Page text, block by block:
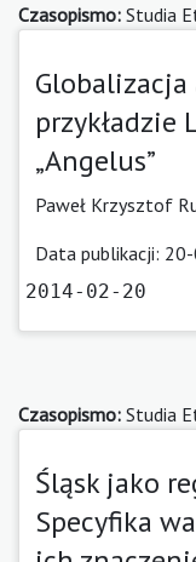
Czasopismo: Studia
przykładzie
„Angelus”
Paweł Krzysztof
Data publikacji:
2014-02-20
Czasopismo: Studia
Śląsk jako
Specyfika